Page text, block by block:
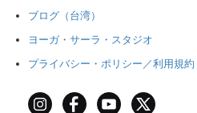
ブログ（台湾）
ヨーガ・サーラ・スタジオ
プライバシー・ポリシー／利用規約